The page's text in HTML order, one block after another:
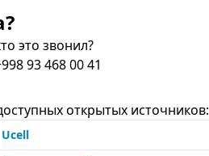
это звонил?
93 468 00 41
открытых источников:
Ucell